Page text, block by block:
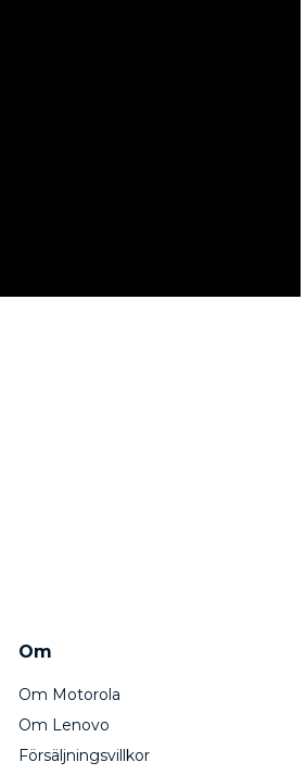
Om
Om Motorola
Om Lenovo
Försäljningsvillkor